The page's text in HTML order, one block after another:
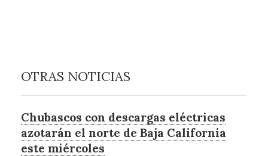
OTRAS NOTICIAS
Chubascos con descargas eléctricas
azotarán el norte de Baja California
este miércoles